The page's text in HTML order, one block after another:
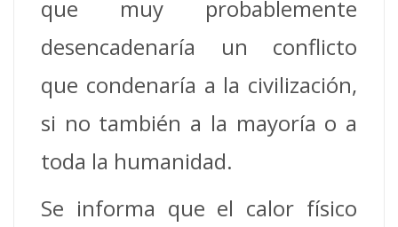
que muy probablemente
desencadenaría un conflicto
que condenaría a la civilización,
si no también a la mayoría o a
toda la humanidad.
Se informa que el calor físico